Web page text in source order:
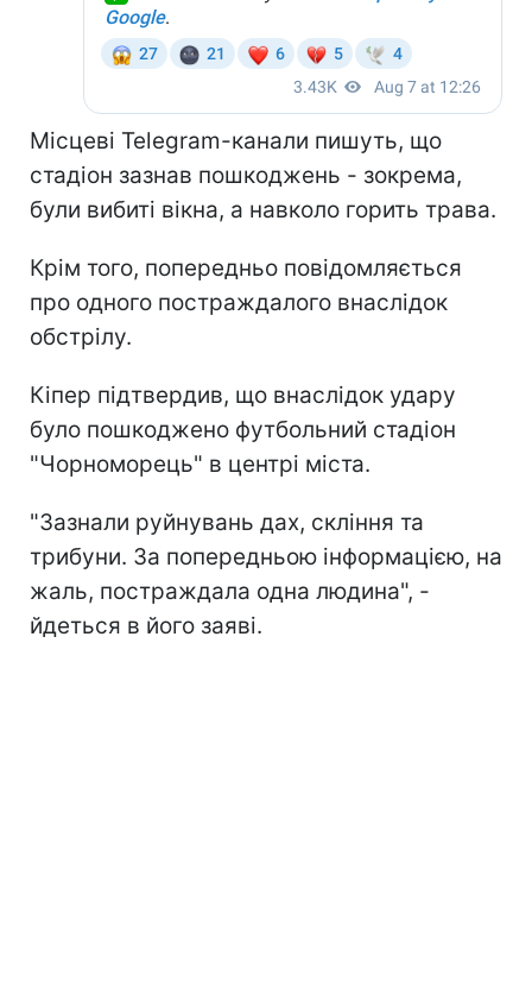
Місцеві Telegram-канали пишуть, що
стадіон зазнав пошкоджень - зокрема,
були вибиті вікна, а навколо горить трава.
Крім того, попередньо повідомляється
про одного постраждалого внаслідок
обстрілу.
Кіпер підтвердив, що внаслідок удару
було пошкоджено футбольний стадіон
"Чорноморець" в центрі міста.
"Зазнали руйнувань дах, скління та
трибуни. За попередньою інформацією, на
жаль, постраждала одна людина", -
йдеться в його заяві.